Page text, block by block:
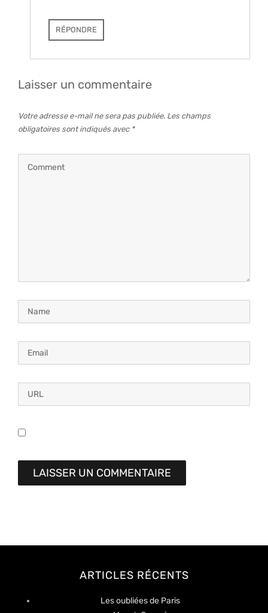
RÉPONDRE
Laisser un commentaire
Votre adresse e-mail ne sera pas publiée. Les champs
obligatoires sont indiqués avec *
ARTICLES RÉCENTS
Les oubliées de Paris